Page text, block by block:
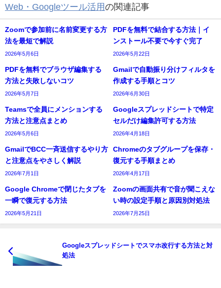
Web・Googleツール活用の関連記事
Zoomで参加前に名前変更する方
法を最短で解説
2026年5月6日
PDFを無料で結合する方法｜イ
ンストール不要で今すぐ完了
2026年5月22日
PDFを無料でブラウザ編集する
方法と失敗しないコツ
2026年5月7日
Gmailで自動振り分けフィルタを
作成する手順とコツ
2026年6月30日
Teamsで全員にメンションする
方法と注意点まとめ
2026年5月6日
Googleスプレッドシートで特定
セルだけ編集許可する方法
2026年4月18日
GmailでBCC一斉送信するやり方
と注意点をやさしく解説
2026年7月1日
Chromeのタブグループを保存・
復元する手順まとめ
2026年4月17日
Google Chromeで閉じたタブを
一瞬で復元する方法
2026年5月21日
Zoomの画面共有で音が聞こえな
い時の設定手順と原因別対処法
2026年7月25日
Googleスプレッドシートでスマホ改行する方法と対
処法